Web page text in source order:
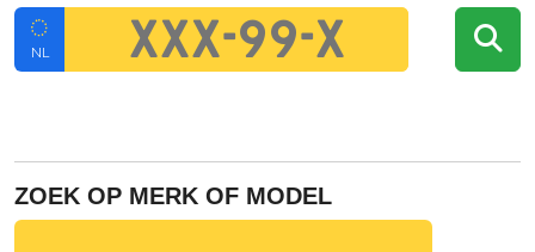
NL
ZOEK OP MERK OF MODEL